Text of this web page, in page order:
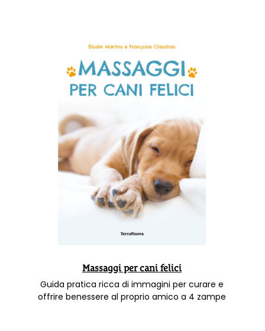
Massaggi per cani felici
Guida pratica ricca di immagini per curare e
offrire benessere al proprio amico a 4 zampe